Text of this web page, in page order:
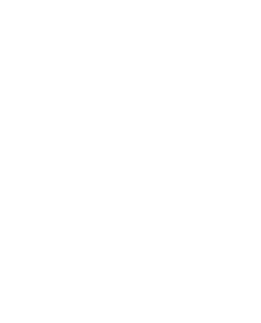
changement total de tête. La priorité :
Que vous veniez de rentrer dans le cercle fermé des
vous découvrez les coiffures parmi les plus branchées du
cheveux clairsemés, les problèmes sont nombreux qui